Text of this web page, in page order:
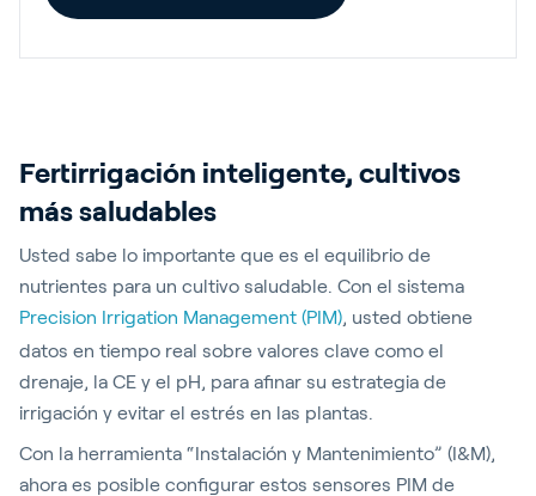
Fertirrigación inteligente, cultivos
más saludables
Usted sabe lo importante que es el equilibrio de
nutrientes para un cultivo saludable. Con el sistema
Precision Irrigation Management (PIM), usted obtiene
datos en tiempo real sobre valores clave como el
drenaje, la CE y el pH, para afinar su estrategia de
irrigación y evitar el estrés en las plantas.
Con la herramienta “Instalación y Mantenimiento” (I&M),
ahora es posible configurar estos sensores PIM de